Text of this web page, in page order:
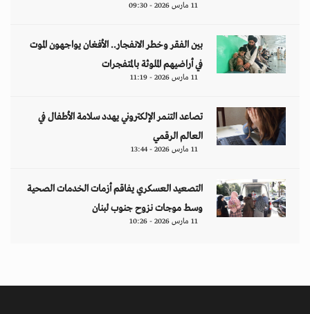
11 مارس 2026 - 09:30
بين الفقر وخطر الانفجار.. الأفغان يواجهون الموت
في أراضيهم الملوثة بالمتفجرات
11 مارس 2026 - 11:19
تصاعد التنمر الإلكتروني يهدد سلامة الأطفال في
العالم الرقمي
11 مارس 2026 - 13:44
التصعيد العسكري يفاقم أزمات الخدمات الصحية
وسط موجات نزوح جنوب لبنان
11 مارس 2026 - 10:26